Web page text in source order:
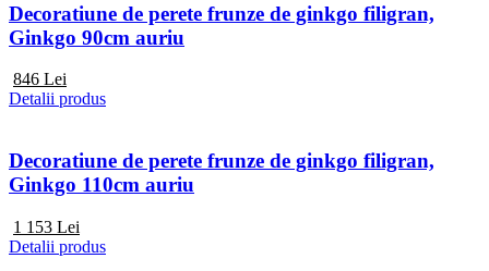
Decoratiune de perete frunze de ginkgo filigran,
Ginkgo 90cm auriu
846 Lei
Detalii produs
Decoratiune de perete frunze de ginkgo filigran,
Ginkgo 110cm auriu
1 153 Lei
Detalii produs